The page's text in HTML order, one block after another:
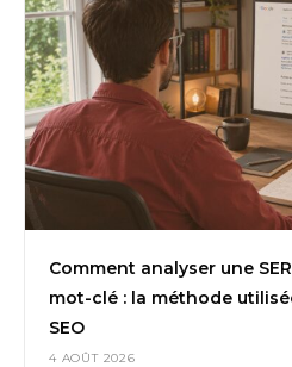
Comment analyser une
mot-clé : la méthode
SEO
4 AOÛT 2026